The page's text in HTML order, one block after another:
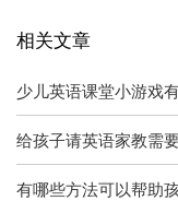
相关文章
少儿英语课堂小游戏
给孩子请英语家教需
有哪些方法可以帮助